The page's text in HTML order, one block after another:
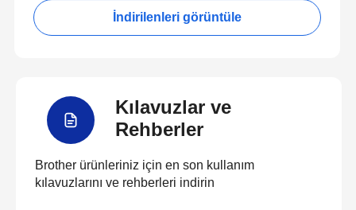
İndirilenleri görüntüle
Kılavuzlar ve
Rehberler
Brother ürünleriniz için en son kullanım
kılavuzlarını ve rehberleri indirin